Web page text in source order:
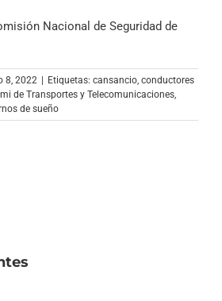
Nacional de Seguridad de
8, 2022 Etiquetas: cansancio, conductores
de Transportes y Telecomunicaciones,
de sueño